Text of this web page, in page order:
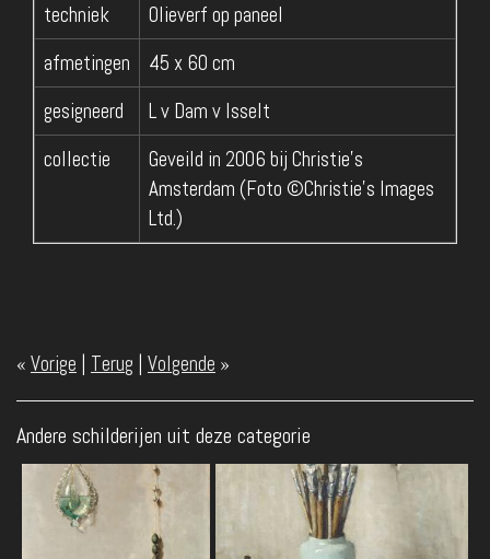
techniek
Olieverf op paneel
afmetingen
45 x 60 cm
gesigneerd
L v Dam v Isselt
collectie
Geveild in 2006 bij Christie's
Amsterdam (Foto ©Christie’s Images
Ltd.)
« Vorige | Terug | Volgende »
Andere schilderijen uit deze categorie